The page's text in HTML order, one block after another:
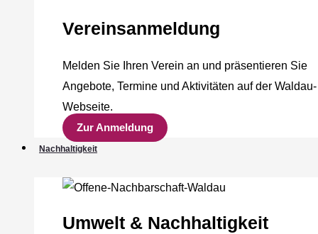
Vereinsanmeldung
Melden Sie Ihren Verein an und präsentieren Sie
Angebote, Termine und Aktivitäten auf der Waldau-
Webseite.
Zur Anmeldung
Nachhaltigkeit
Umwelt & Nachhaltigkeit